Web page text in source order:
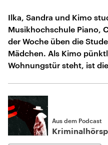
Ilka, Sandra und Kimo
Musikhochschule Piano,
der Woche üben die
Mädchen. Als Kimo
Wohnungstür steht, ist
Aus dem Podcast